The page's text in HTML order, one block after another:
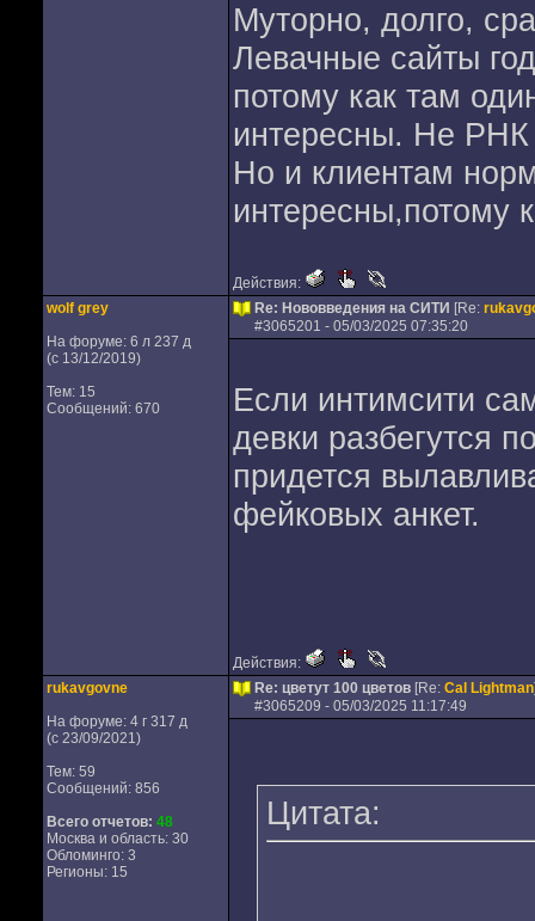
Муторно, долго,
Левачные сайты
потому как там
интересны. Не
Но и клиентам
интересны,потому
Действия:
wolf grey
На форуме: 6 л 237 д
(с 13/12/2019)
Тем: 15
Сообщений: 670
Re: Нововведения на СИТИ [Re:
#3065201 - 05/03/2025 07:35:20
Если интимсити
девки разбегутся
придется
фейковых анкет.
Действия:
rukavgovne
На форуме: 4 г 317 д
(с 23/09/2021)
Тем: 59
Сообщений: 856
Всего отчетов: 48
Москва и область: 30
Обломинго: 3
Регионы: 15
Re: цветут 100 цветов [Re: Cal Lightman
#3065209 - 05/03/2025 11:17:49
Цитата: